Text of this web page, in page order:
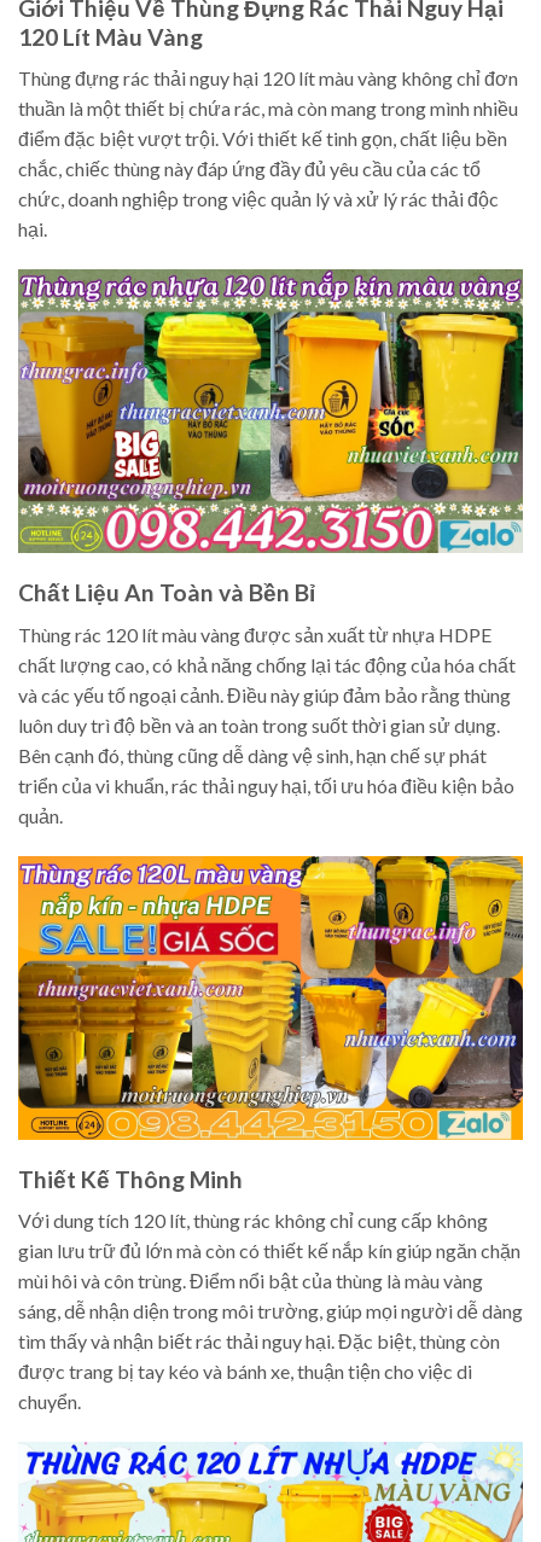
Giới Thiệu Về Thùng Đựng Rác Thải Nguy Hại
120 Lít Màu Vàng
Thùng đựng rác thải nguy hại 120 lít màu vàng không chỉ đơn
thuần là một thiết bị chứa rác, mà còn mang trong mình nhiều
điểm đặc biệt vượt trội. Với thiết kế tinh gọn, chất liệu bền
chắc, chiếc thùng này đáp ứng đầy đủ yêu cầu của các tổ
chức, doanh nghiệp trong việc quản lý và xử lý rác thải độc
hại.
Chất Liệu An Toàn và Bền Bỉ
Thùng rác 120 lít màu vàng được sản xuất từ nhựa HDPE
chất lượng cao, có khả năng chống lại tác động của hóa chất
và các yếu tố ngoại cảnh. Điều này giúp đảm bảo rằng thùng
luôn duy trì độ bền và an toàn trong suốt thời gian sử dụng.
Bên cạnh đó, thùng cũng dễ dàng vệ sinh, hạn chế sự phát
triển của vi khuẩn, rác thải nguy hại, tối ưu hóa điều kiện bảo
quản.
Thiết Kế Thông Minh
Với dung tích 120 lít, thùng rác không chỉ cung cấp không
gian lưu trữ đủ lớn mà còn có thiết kế nắp kín giúp ngăn chặn
mùi hôi và côn trùng. Điểm nổi bật của thùng là màu vàng
sáng, dễ nhận diện trong môi trường, giúp mọi người dễ dàng
tìm thấy và nhận biết rác thải nguy hại. Đặc biệt, thùng còn
được trang bị tay kéo và bánh xe, thuận tiện cho việc di
chuyển.